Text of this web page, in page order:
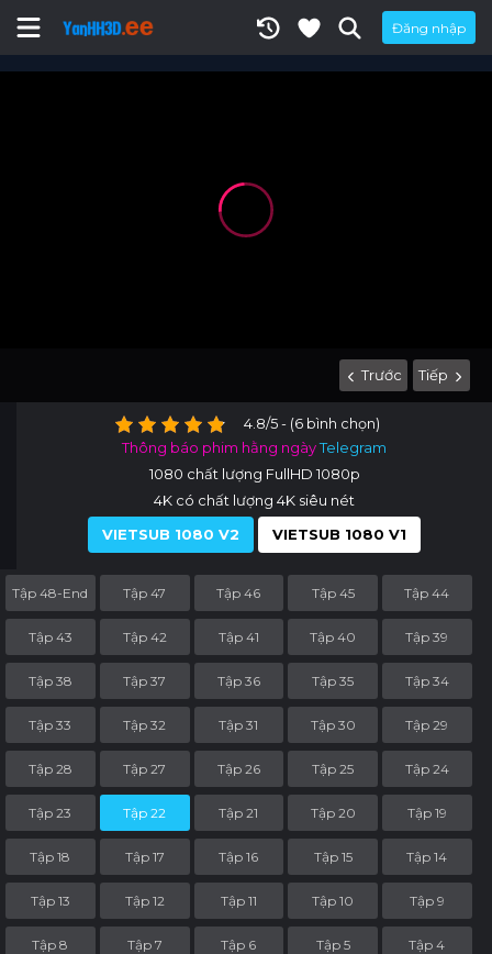
Đăng nhập
Trước Tiếp
4.8/5 - (6 bình chọn)
Thông báo phim hằng ngàyTelegram
1080 chất lượng FullHD 1080p
4K có chất lượng 4K siêu nét
VIETSUB 1080 V2
VIETSUB 1080 V1
Tập 48-End Tập 47 Tập 46 Tập 45 Tập 44
Tập 43 Tập 42 Tập 41 Tập 40 Tập 39
Tập 38 Tập 37 Tập 36 Tập 35 Tập 34
Tập 33 Tập 32 Tập 31 Tập 30 Tập 29
Tập 28 Tập 27 Tập 26 Tập 25 Tập 24
Tập 23 Tập 22 Tập 21 Tập 20 Tập 19
Tập 18 Tập 17 Tập 16 Tập 15 Tập 14
Tập 13 Tập 12 Tập 11 Tập 10 Tập 9
Tập 8 Tập 7 Tập 6 Tập 5 Tập 4